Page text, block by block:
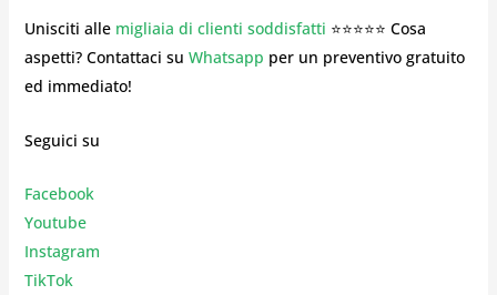
Unisciti alle migliaia di clienti soddisfatti ⭐⭐⭐⭐⭐ Cosa
aspetti? Contattaci su Whatsapp per un preventivo gratuito
ed immediato!
Seguici su
Facebook
Youtube
Instagram
TikTok